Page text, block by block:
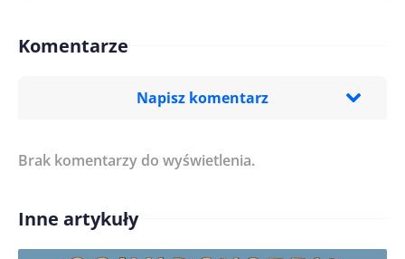
Komentarze
Napisz komentarz
Treść komentarza*
Imię/ Nick*
Brak komentarzy do wyświetlenia.
Inne artykuły